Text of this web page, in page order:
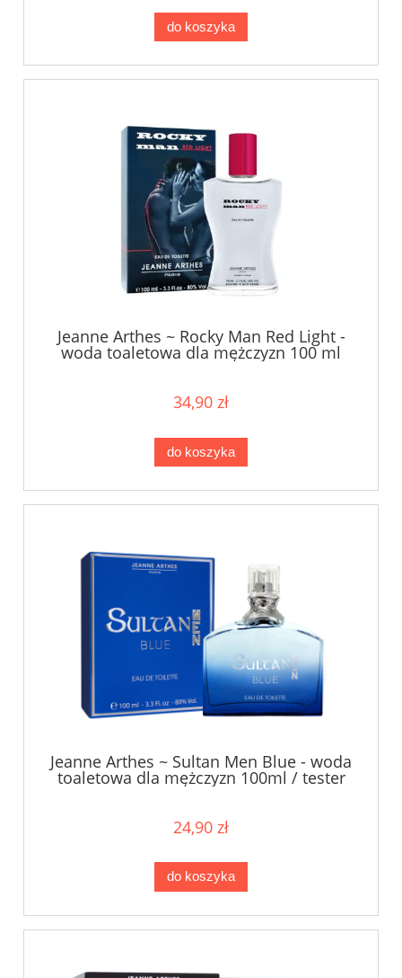
do koszyka
Jeanne Arthes ~ Rocky Man Red Light -
woda toaletowa dla mężczyzn 100 ml
bez opakowania !!!
34,90 zł
do koszyka
Jeanne Arthes ~ Sultan Men Blue - woda
toaletowa dla mężczyzn 100ml / tester
24,90 zł
do koszyka